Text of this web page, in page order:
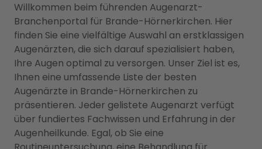
Willkommen beim führenden Augenarzt-
Branchenportal für Brande-Hörnerkirchen. Hier
finden Sie eine vielfältige Auswahl an erstklassigen
Augenärzten, die sich darauf spezialisiert haben,
Ihre Augen optimal zu versorgen. Unser Ziel ist es,
Ihnen eine umfassende Liste der besten
Augenärzte in Brande-Hörnerkirchen zu
präsentieren. Jeder gelistete Augenarzt verfügt
über fundiertes Fachwissen und Erfahrung in der
Augenheilkunde. Egal, ob Sie eine